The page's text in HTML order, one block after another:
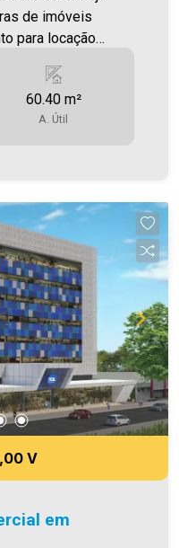
de imóveis
para locação
, com 01 Wc
m². Com
profissionais da
e
seu conceito
para os
de junções *
60.40 m²
A. Útil
V
em